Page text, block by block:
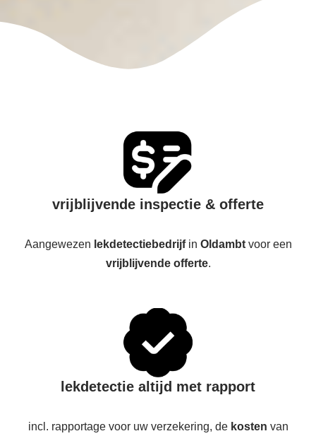
vrijblijvende inspectie & offerte
Aangewezen lekdetectiebedrijfin Oldambt voor een
vrijblijvende offerte.
lekdetectie altijd met rapport
incl. rapportage voor uw verzekering, de kosten van